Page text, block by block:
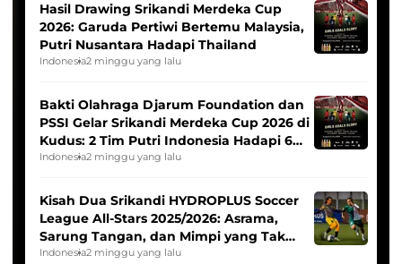
Hasil Drawing Srikandi Merdeka Cup
2026: Garuda Pertiwi Bertemu Malaysia,
Putri Nusantara Hadapi Thailand
Indonesia2 minggu yang lalu
Bakti Olahraga Djarum Foundation dan
PSSI Gelar Srikandi Merdeka Cup 2026 di
Kudus: 2 Tim Putri Indonesia Hadapi 6
Tim Asia
Indonesia2 minggu yang lalu
Kisah Dua Srikandi HYDROPLUS Soccer
League All-Stars 2025/2026: Asrama,
Sarung Tangan, dan Mimpi yang Tak
Pernah Padam
Indonesia2 minggu yang lalu